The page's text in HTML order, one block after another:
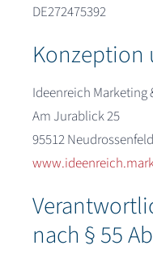
DE272475392
Konzeption
Ideenreich Marketing
Am Jurablick 25
95512 Neudrossenfeld
nach § 55